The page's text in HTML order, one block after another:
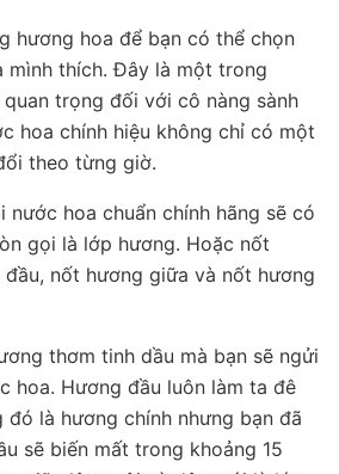
hương hoa để bạn có thể chọn
mình thích. Đây là một trong
trọng đối với cô nàng sành
hoa chính hiệu không chỉ có một
theo từng giờ.
nước hoa chuẩn chính hãng sẽ có
gọi là lớp hương. Hoặc nốt
nốt hương giữa và nốt hương
thơm tinh dầu mà bạn sẽ ngửi
hoa. Hương đầu luôn làm ta đê
là hương chính nhưng bạn đã
sẽ biến mất trong khoảng 15